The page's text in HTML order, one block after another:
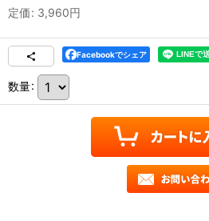
定価: 3,960円
Facebookでシェア
数量: